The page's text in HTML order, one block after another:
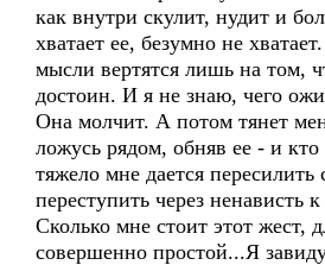
как внутри скулит, нудит и
хватает ее, безумно не
мысли вертятся лишь на том,
достоин. И я не знаю, чего
Она молчит. А потом тянет
ложусь рядом, обняв ее - и
тяжело мне дается пересилить
переступить через ненависть
Сколько мне стоит этот жест,
совершенно простой...Я